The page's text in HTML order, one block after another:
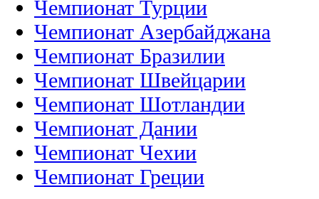
Чемпионат Турции
Чемпионат Азербайджана
Чемпионат Бразилии
Чемпионат Швейцарии
Чемпионат Шотландии
Чемпионат Дании
Чемпионат Чехии
Чемпионат Греции